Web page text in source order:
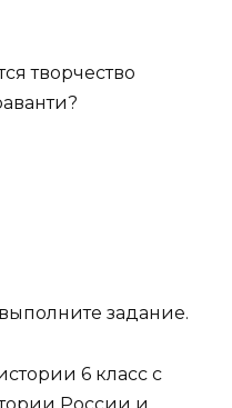
творчество
задание.